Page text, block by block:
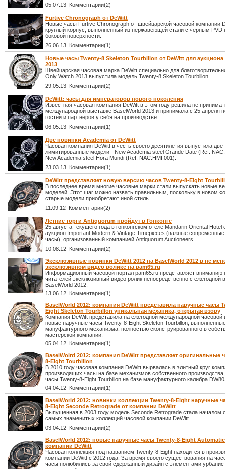
05.07.13 Комментарии(2)
Furtive Chronograph от DeWitt
Новые часы Furtive Chronograph от швейцарской часовой компании
круглый корпус, выполненный из нержавеющей стали с черным PVD
боковой поверхности.
26.06.13 Комментарии(1)
Новые часы Twenty-8 Skeleton Tourbillon от DeWitt для аукциона
2013
Швейцарская часовая марка DeWitt специально для
Only Watch 2013 выпустила модель Twenty-8 Skeleton Tourbillon.
29.05.13 Комментарии(2)
DeWitt: часы для императоров нового поколения
Известная часовая компания DeWitt в этом году решила не
международной выставке BaselWorld 2013 и принимала с 25 апреля
гостей и партнеров у себя на производстве.
06.05.13 Комментарии(1)
Две новинки Academia от DeWitt
Часовая компания DeWitt в честь своего десятилетия выпустила две
лимитированные модели - New Academia steel Grande Date (Ref.
New Academia steel Hora Mundi (Ref. NAC.HMI.001).
23.03.13 Комментарии(1)
DeWitt представляет новую версию часов Twenty-8-Eight
В последнее время многие часовые марки стали выпускать новые
моделей. Этот шаг можно назвать правильным, поскольку в новом
старые модели приобретают иной стиль.
11.09.12 Комментарии(2)
Летние торги Antiquorum пройдут в Гонконге
25 августа текущего года в гонконгском отеле Mandarin Oriental Hotel
аукцион Important Modern & Vintage Timepieces (важные
часы), организованный компанией Antiquorum Auctioneers.
10.08.12 Комментарии(2)
Эксклюзивные новинки DeWitt 2012 на BaselWorld 2012 в не
эксклюзивном видео ролике на pam65.ru
Информационный часовой портал pam65.ru представляет вниманию
читателей эксклюзивный видео ролик непосредственно с ежегодной
BaselWorld 2012.
13.06.12 Комментарии(1)
BaselWorld 2012: компания DeWitt представила наручные часы
Eight Skeleton Tourbillon уникальная механика, открытая взору
Компания DeWitt представила на ежегодной международной часовой
новые наручные часы Twenty-8-Eight Skeleton Tourbillon,
мануфактурного механизма, полностью сконструированного в
мастерской компании.
05.04.12 Комментарии(1)
BaselWolrd 2012: компания DeWitt представляет оригинальные
8-Eight Tourbillon
В 2010 году часовая компания DeWitt вырвалась в элитный круг
производящих часы на базе механизмов собственного
часы Twenty-8-Eight Tourbillon на базе мануфактурного калибра
04.04.12 Комментарии(1)
BaselWorld 2012: новинки коллекции Twenty-8-Eight наручные
8-Eight Seconde Retrograde от компании DeWitt
Выпущенная в 2003 году модель Seconde Retrograde стала началом
самых знаменитых коллекций часовой компании DeWitt.
03.04.12 Комментарии(2)
BaselWorld 2012: новые наручные часы Twenty-8-Eight
компании DeWitt
Часовая коллекция под названием Twenty-8-Eight находится в
компании DeWitt с 2012 года. За время своего существования на
часы полюбились за свой сдержанный дизайн с элементами